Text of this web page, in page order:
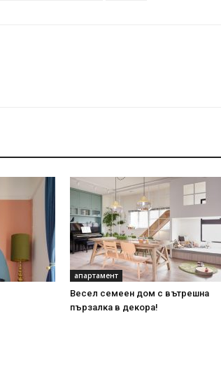
апартамент
Весел семеен дом с вътрешна
пързалка в декора!